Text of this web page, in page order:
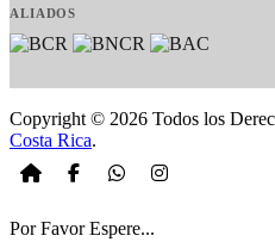
ALIADOS
Copyright © 2026 Todos los
Costa Rica.
Por Favor Espere...